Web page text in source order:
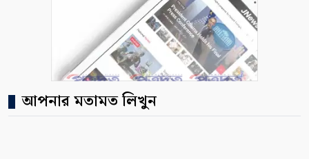
আপনার মতামত লিখুন